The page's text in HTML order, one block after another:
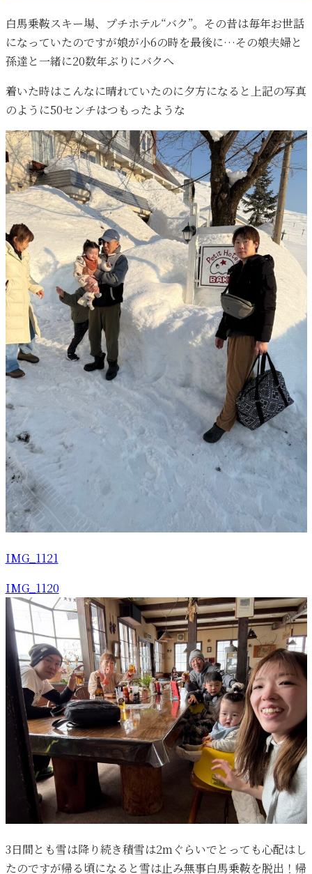
白馬乗鞍スキー場、プチホテル“バク”。その昔は毎年お世話
になっていたのですが娘が小6の時を最後に…その娘夫婦と
孫達と一緒に20数年ぶりにバクへ
着いた時はこんなに晴れていたのに夕方になると上記の写真
のように50センチはつもったような
IMG_1121
IMG_1120
3日間とも雪は降り続き積雪は2mぐらいでとっても心配はし
たのですが帰る頃になると雪は止み無事白馬乗鞍を脱出！帰